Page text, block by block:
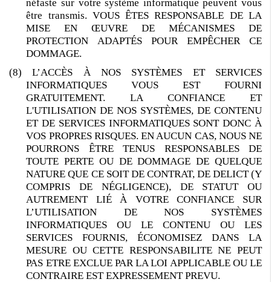
néfaste sur votre système informatique peuvent vous
être transmis. VOUS ÊTES RESPONSABLE DE LA
MISE EN ŒUVRE DE MÉCANISMES DE
PROTECTION ADAPTÉS POUR EMPÊCHER CE
DOMMAGE.
(8) L’ACCÈS À NOS SYSTÈMES ET SERVICES
INFORMATIQUES VOUS EST FOURNI
GRATUITEMENT. LA CONFIANCE ET
L'UTILISATION DE NOS SYSTÈMES, DE CONTENU
ET DE SERVICES INFORMATIQUES SONT DONC À
VOS PROPRES RISQUES. EN AUCUN CAS, NOUS NE
POURRONS ÊTRE TENUS RESPONSABLES DE
TOUTE PERTE OU DE DOMMAGE DE QUELQUE
NATURE QUE CE SOIT DE CONTRAT, DE DELICT (Y
COMPRIS DE NÉGLIGENCE), DE STATUT OU
AUTREMENT LIÉ À VOTRE CONFIANCE SUR
L’UTILISATION DE NOS SYSTÈMES
INFORMATIQUES OU LE CONTENU OU LES
SERVICES FOURNIS, ÉCONOMISEZ DANS LA
MESURE OU CETTE RESPONSABILITE NE PEUT
PAS ETRE EXCLUE PAR LA LOI APPLICABLE OU LE
CONTRAIRE EST EXPRESSEMENT PREVU.